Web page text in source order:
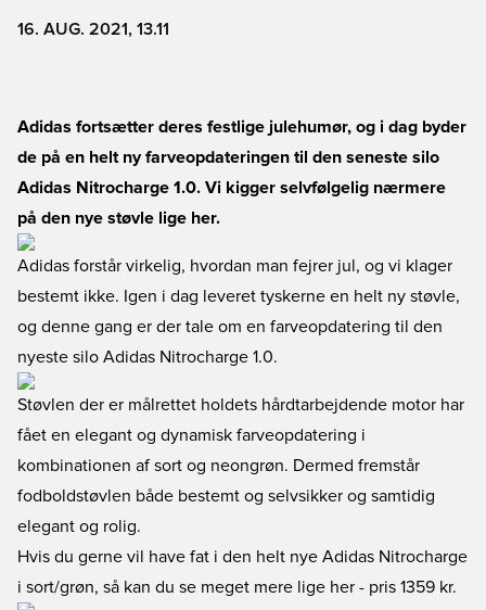
16. AUG. 2021, 13.11
Adidas fortsætter deres festlige julehumør, og i dag byder
de på en helt ny farveopdateringen til den seneste silo
Adidas Nitrocharge 1.0. Vi kigger selvfølgelig nærmere
på den nye støvle lige her.
Adidas forstår virkelig, hvordan man fejrer jul, og vi klager
bestemt ikke. Igen i dag leveret tyskerne en helt ny støvle,
og denne gang er der tale om en farveopdatering til den
nyeste silo Adidas Nitrocharge 1.0.
Støvlen der er målrettet holdets hårdtarbejdende motor har
fået en elegant og dynamisk farveopdatering i
kombinationen af sort og neongrøn. Dermed fremstår
fodboldstøvlen både bestemt og selvsikker og samtidig
elegant og rolig.
Hvis du gerne vil have fat i den helt nye Adidas Nitrocharge
i sort/grøn, så kan du se meget mere lige her - pris 1359 kr.